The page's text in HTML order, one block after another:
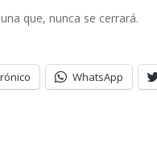
que, nunca se cerrará.
WhatsApp